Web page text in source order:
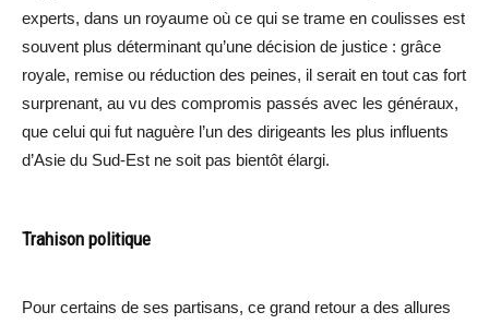
experts, dans un royaume où ce qui se trame en coulisses est
souvent plus déterminant qu’une décision de justice : grâce
royale, remise ou réduction des peines, il serait en tout cas fort
surprenant, au vu des compromis passés avec les généraux,
que celui qui fut naguère l’un des dirigeants les plus influents
d’Asie du Sud-Est ne soit pas bientôt élargi.
Trahison politique
Pour certains de ses partisans, ce grand retour a des allures